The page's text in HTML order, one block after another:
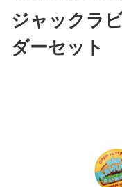
ジャックラ
ダーセット